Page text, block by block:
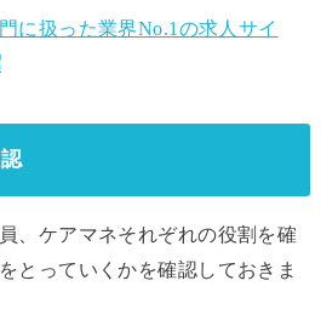
に扱った業界No.1の求人サイ
、ケアマネそれぞれの役割を確
とっていくかを確認しておきま